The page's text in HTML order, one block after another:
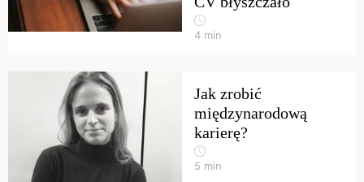
4 min
Jak zrobić
międzynarodową
karierę?
5 min